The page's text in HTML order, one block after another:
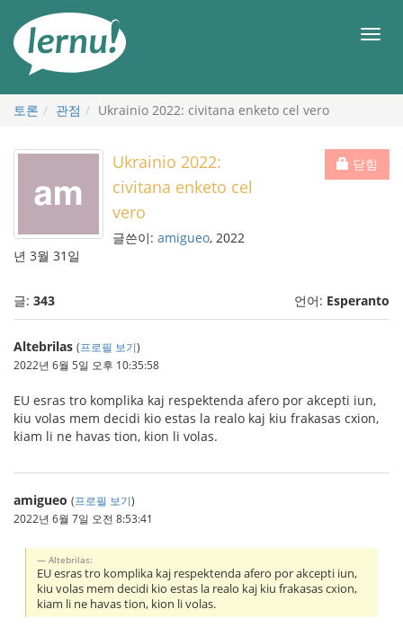
메
토론 관점 Ukrainio 2022: civitana enketo cel vero
닫힘
Ukrainio 2022:
civitana enketo cel
vero
글쓴이: amigueo, 2022
년 3월 31일
글: 343 언어: Esperanto
Altebrilas (프로필 보기)
2022년 6월 5일 오후 10:35:58
EU esras tro komplika kaj respektenda afero por akcepti iun,
kiu volas mem decidi kio estas la realo kaj kiu frakasas cxion,
kiam li ne havas tion, kion li volas.
amigueo (프로필 보기)
2022년 6월 7일 오전 8:53:41
Altebrilas:
EU esras tro komplika kaj respektenda afero por akcepti iun,
kiu volas mem decidi kio estas la realo kaj kiu frakasas cxion,
kiam li ne havas tion, kion li volas.